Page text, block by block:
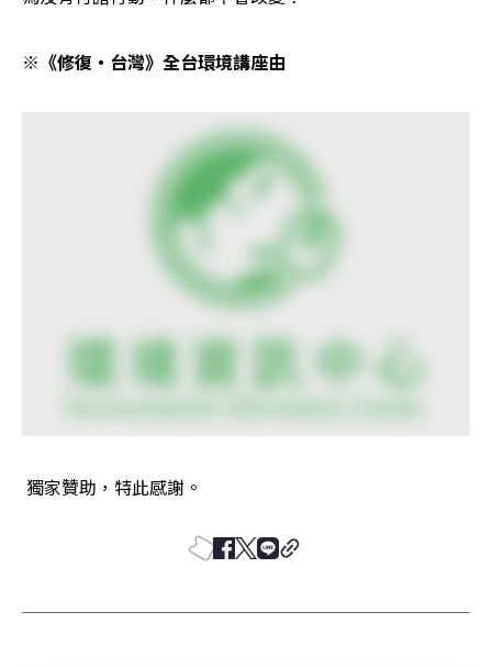
※《修復・台灣》全台環境講座由
獨家贊助，特此感謝。